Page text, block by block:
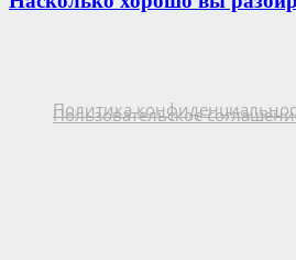
Политика
Пользовательское